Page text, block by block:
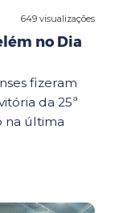
649 visualizações
no Dia
fizeram
da 25ª
na última